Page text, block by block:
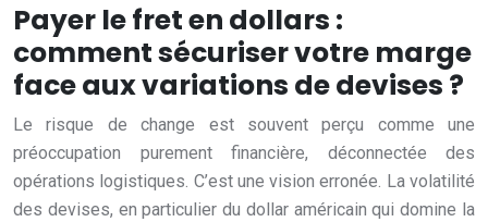
Payer le fret en dollars :
comment sécuriser votre marge
face aux variations de devises ?
Le risque de change est souvent perçu comme une
préoccupation purement financière, déconnectée des
opérations logistiques. C’est une vision erronée. La volatilité
des devises, en particulier du dollar américain qui domine la